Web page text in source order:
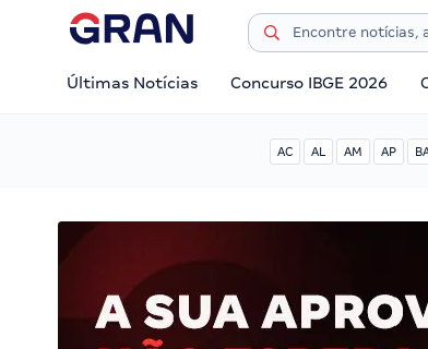
Últimas Notícias Concurso IBGE 2026
AC AL AM AP